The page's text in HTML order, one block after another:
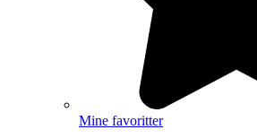
Mine favoritter